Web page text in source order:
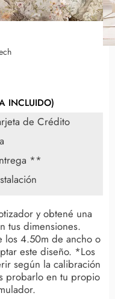
INCLUIDO)
de Crédito
**
y obtené una
tus dimensiones.
los 4.50m de ancho o
este diseño. *Los
según la calibración
probarlo en tu propio